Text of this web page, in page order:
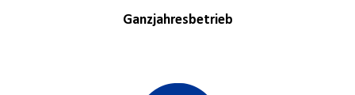
Ganzjahresbetrieb